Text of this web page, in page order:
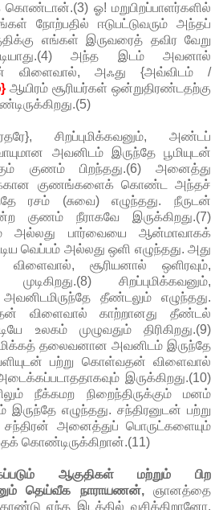
ஓ! மறுபிறப்பாளர்களில்
நோற்பதில் ஈடுபட்டுவரும் அந்தப்
எங்கள் இருவரைத் தவிர வேறு
அந்த இடம் அவனால்
விளைவால், அஃது {அவ்விடம் /
ஆயிரம் சூரியர்கள் ஒன்றுதிரண்டதற்கு
சிறப்புமிக்கவனும், அண்டப்
அவனிடம் இருந்தே பூமியுடன்
குணம் பிறந்தது.(6) அனைத்து
குணங்களைக் கொண்ட அந்தச்
ரசம் (சுவை) எழுந்தது. நீருடன்
குணம் நீராகவே இருக்கிறது.(7)
அல்லது பார்வையை ஆன்மாவாகக்
வெப்பம் அல்லது ஒளி எழுந்தது. அது
சூரியனால் ஒளிரவும்,
சிறப்புமிக்கவனும்,
தீண்டலும் எழுந்தது.
விளைவால் காற்றானது தீண்டல்
உலகம் முழுவதும் திரிகிறது.(9)
தலைவனான அவனிடம் இருந்தே
பற்று கொள்வதன் விளைவால்
இருக்கிறது.(10)
நீக்கமற நிறைந்திருக்கும் மனம்
இருந்தே எழுந்தது. சந்திரனுடன் பற்று
அனைத்துப் பொருட்களையும்
கொண்டிருக்கிறான்.(11)
ஆகுதிகள் மற்றும் பிற
தெய்வீக நாராயணன்,ஞானத்தை
எந்த இடத்தில் வசிக்கிறானோ,